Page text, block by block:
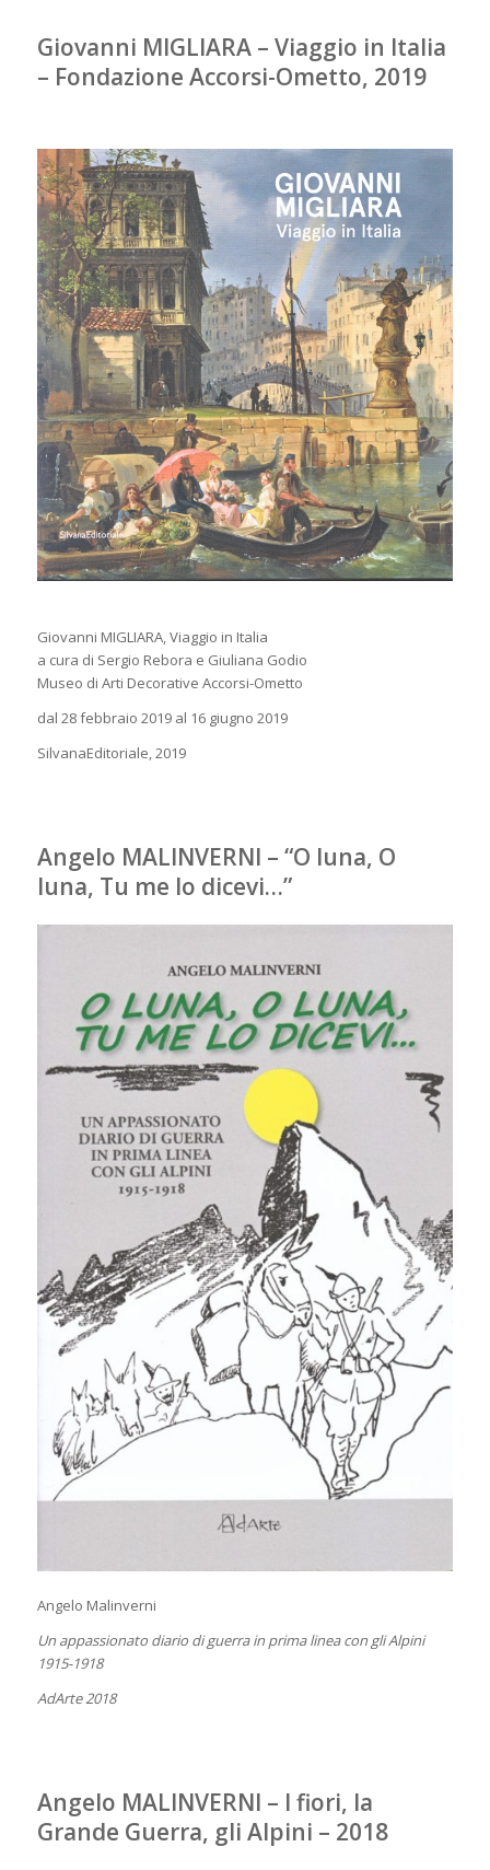
Giovanni MIGLIARA – Viaggio in Italia
– Fondazione Accorsi-Ometto, 2019
Giovanni MIGLIARA, Viaggio in Italia
a cura di Sergio Rebora e Giuliana Godio
Museo di Arti Decorative Accorsi-Ometto
dal 28 febbraio 2019 al 16 giugno 2019
SilvanaEditoriale, 2019
Angelo MALINVERNI – “O luna, O
luna, Tu me lo dicevi…”
Angelo Malinverni
Un appassionato diario di guerra in prima linea con gli Alpini
1915-1918
AdArte 2018
Angelo MALINVERNI – I fiori, la
Grande Guerra, gli Alpini – 2018